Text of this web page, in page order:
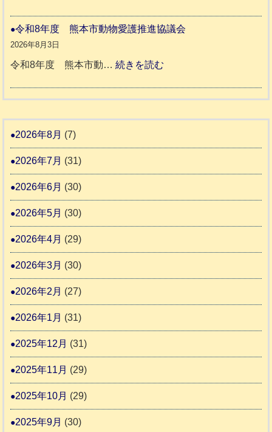
さ
ん
人
ホ
日
1
本
支
告
災
ッ
か
す
令和8年度 熊本市動物愛護推進協議会
2026年8月3日
令和8年度 熊本市動…続きを読む
和
度
本
物
推
2026年8月 (7)
2026年7月 (31)
2026年6月 (30)
2026年5月 (30)
2026年4月 (29)
2026年3月 (30)
2026年2月 (27)
2026年1月 (31)
2025年12月 (31)
2025年11月 (29)
2025年10月 (29)
2025年9月 (30)